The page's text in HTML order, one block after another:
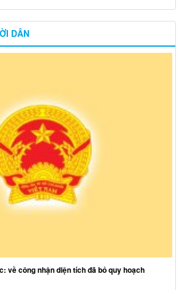
DÂN
về công nhận diện tích đã bỏ quy hoạch